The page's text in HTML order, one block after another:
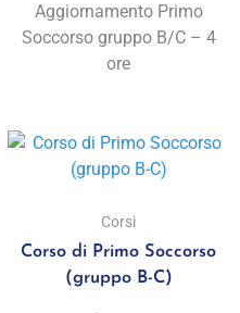
Aggiornamento Primo
Soccorso gruppo B/C – 4
ore
Corsi
Corso di Primo Soccorso
(gruppo B-C)